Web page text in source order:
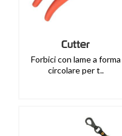
Cutter
Forbici con lame a forma
circolare per t..